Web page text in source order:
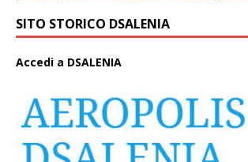
SITO STORICO DSALENIA
Accedi a DSALENIA